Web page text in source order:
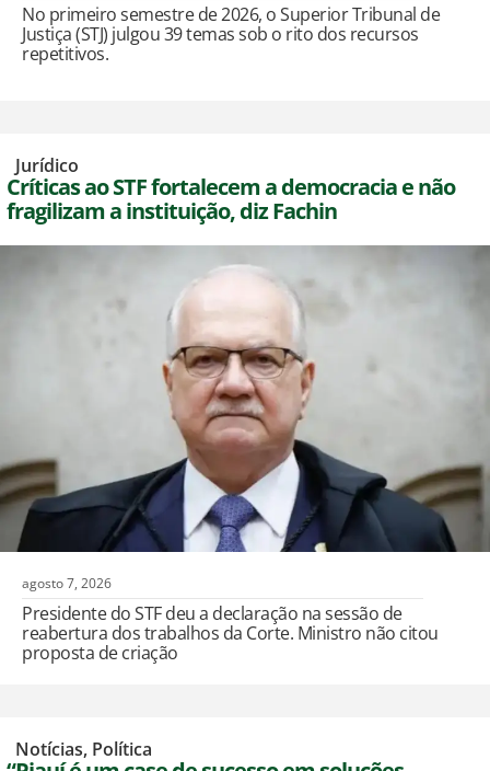
No primeiro semestre de 2026, o Superior Tribunal de
Justiça (STJ) julgou 39 temas sob o rito dos recursos
repetitivos.
Jurídico
Críticas ao STF fortalecem a democracia e não
fragilizam a instituição, diz Fachin
agosto 7, 2026
Presidente do STF deu a declaração na sessão de
reabertura dos trabalhos da Corte. Ministro não citou
proposta de criação
Notícias, Política